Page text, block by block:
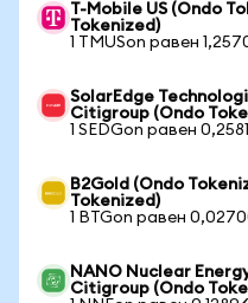
T-Mobile US (Ondo
Tokenized)
1 TMUSon равен
SolarEdge
Citigroup (Ondo
1 SEDGon равен
B2Gold (Ondo
Tokenized)
1 BTGon равен
NANO Nuclear
Citigroup (Ondo